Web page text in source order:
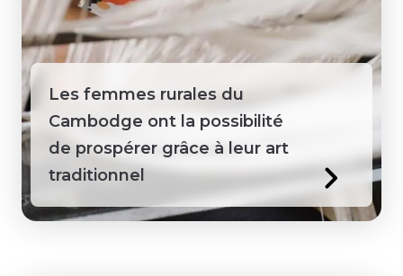
Les femmes rurales du
Cambodge ont la possibilité
de prospérer grâce à leur art
traditionnel